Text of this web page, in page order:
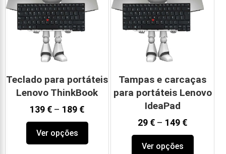
Teclado para portáteis
Lenovo ThinkBook
139 € – 189 €
Ver opções
Tampas e carcaças
para portáteis Lenovo
IdeaPad
29 € – 149 €
Ver opções